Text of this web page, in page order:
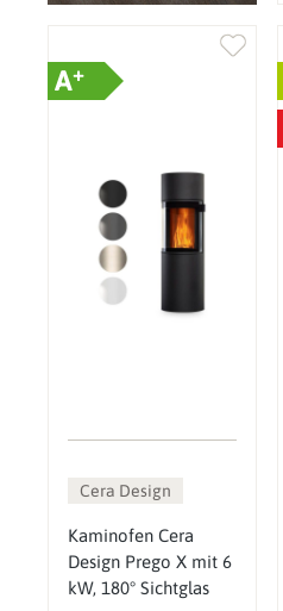
A+
Cera Design
Kaminofen Cera
Design Prego X mit 6
kW, 180° Sichtglas